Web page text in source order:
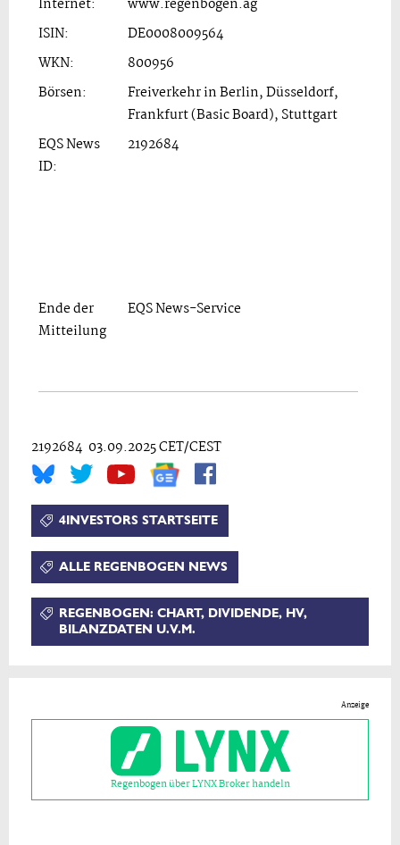
Internet:
www.regenbogen.ag
ISIN:
DE0008009564
WKN:
800956
Börsen:
Freiverkehr in Berlin, Düsseldorf,
Frankfurt (Basic Board), Stuttgart
EQS News
ID:
2192684
Ende der
Mitteilung
EQS News-Service
2192684 03.09.2025 CET/CEST
4INVESTORS STARTSEITE
ALLE REGENBOGEN NEWS
REGENBOGEN: CHART, DIVIDENDE, HV,
BILANZDATEN U.V.M.
Anzeige
Regenbogen über LYNX Broker handeln